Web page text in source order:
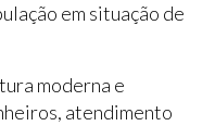
em situação de
moderna e
atendimento